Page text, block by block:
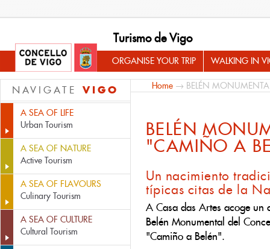
Turismo de Vigo
ORGANISE YOUR TRIP WALKING IN
NAVIGATE VIGO
A SEA OF LIFE
Urban Tourism
A SEA OF NATURE
Active Tourism
A SEA OF FLAVOURS
Culinary Tourism
A SEA OF CULTURE
Cultural Tourism
Home → BELÉN
BELÉN
"CAMIÑO A
Un nacimiento
típicas citas de la
A Casa das Artes acoge un
Belén Monumental del
"Camiño a Belén".